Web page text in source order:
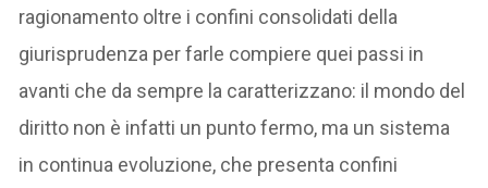
ragionamento oltre i confini consolidati della
giurisprudenza per farle compiere quei passi in
avanti che da sempre la caratterizzano: il mondo del
diritto non è infatti un punto fermo, ma un sistema
in continua evoluzione, che presenta confini